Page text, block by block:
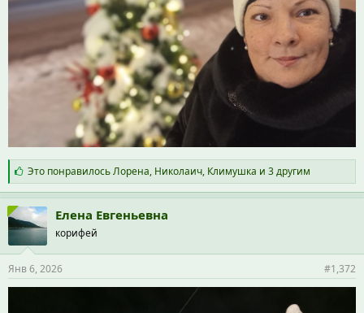
С
и
м
п
а
т
и
:
Это понравилосьЛорена, Николаич, Климушка и 3 другим
Елена Евгеньевна
корифей
Янв 6, 2026 #1,372